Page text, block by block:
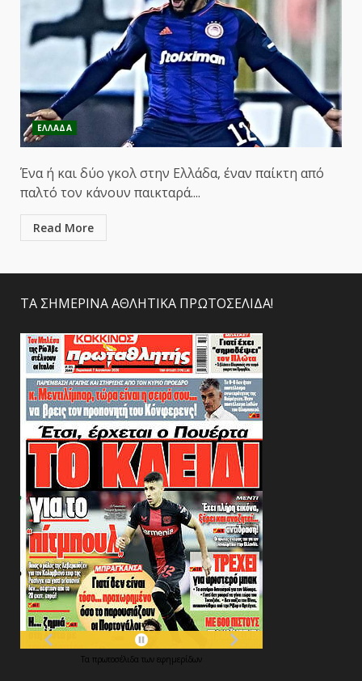
ΕΛΛΑΔΑ
Ένα ή και δύο γκολ στην Ελλάδα, έναν παίκτη από
παλτό τον κάνουν παικταρά....
Read More
ΤΑ ΣΗΜΕΡΙΝΑ ΑΘΛΗΤΙΚΑ ΠΡΩΤΟΣΕΛΙΔΑ!
Τα πρωτοσέλιδα των εφημερίδων